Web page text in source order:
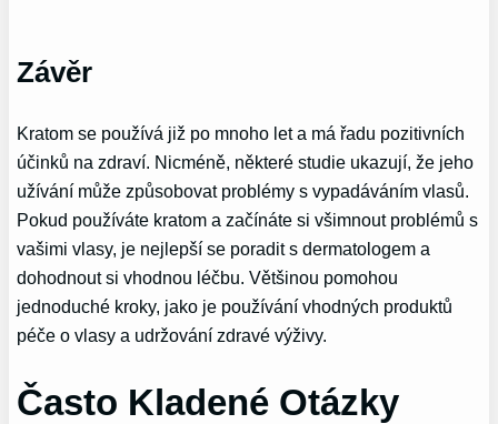
Závěr
Kratom se používá již po mnoho let a má řadu pozitivních
účinků na zdraví. Nicméně, některé studie ukazují, že jeho
užívání může způsobovat problémy s vypadáváním vlasů.
Pokud používáte kratom a začínáte si všimnout problémů s
vašimi vlasy, je nejlepší se poradit s dermatologem a
dohodnout si vhodnou léčbu. Většinou pomohou
jednoduché kroky, jako je používání vhodných produktů
péče o vlasy a udržování zdravé výživy.
Často Kladené Otázky